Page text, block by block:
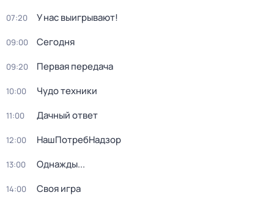
07:20 У нас выигрывают!
09:00 Сегодня
09:20 Первая передача
10:00 Чудо техники
11:00 Дачный ответ
12:00 НашПотребНадзор
13:00 Однажды...
14:00 Своя игра